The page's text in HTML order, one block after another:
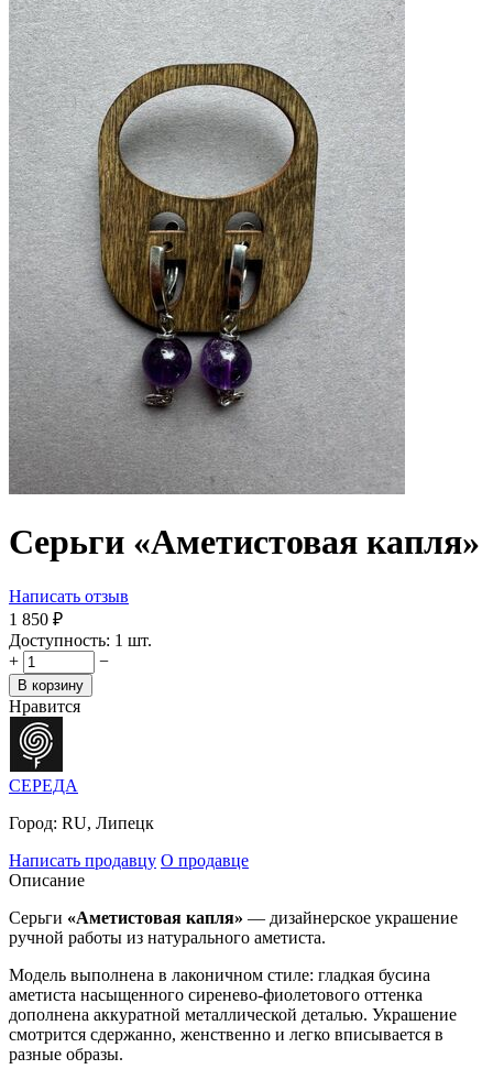
Серьги «Аметистовая капля»
Написать отзыв
1 850 ₽
Доступность: 1 шт.
+
−
В корзину
Нравится
СЕРЕДА
Город: RU, Липецк
Написать продавцу О продавце
Описание
Серьги «Аметистовая капля» — дизайнерское украшение
ручной работы из натурального аметиста.
Модель выполнена в лаконичном стиле: гладкая бусина
аметиста насыщенного сиренево-фиолетового оттенка
дополнена аккуратной металлической деталью. Украшение
смотрится сдержанно, женственно и легко вписывается в
разные образы.